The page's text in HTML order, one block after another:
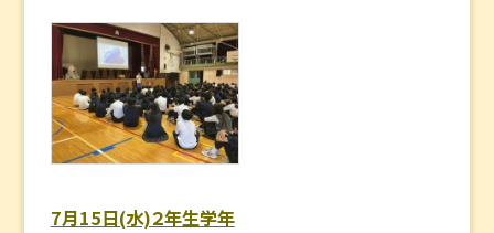
7月15日(水)２年生学年